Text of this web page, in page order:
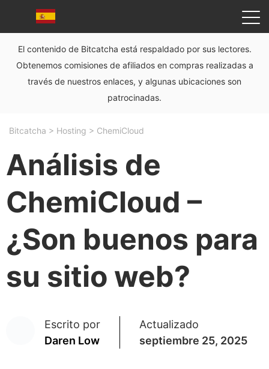
El contenido de Bitcatcha está respaldado por sus lectores.
Obtenemos comisiones de afiliados en compras realizadas a
través de nuestros enlaces, y algunas ubicaciones son
patrocinadas.
Bitcatcha > Hosting > ChemiCloud
Análisis de
ChemiCloud –
¿Son buenos para
su sitio web?
Escrito por
Daren Low
Actualizado
septiembre 25, 2025